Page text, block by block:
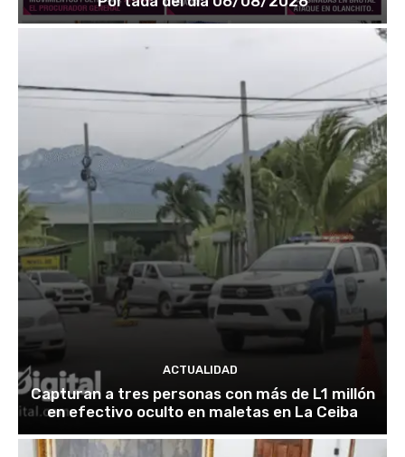
ACTUALIDAD
Capturan a tres personas con más de L1 millón
en efectivo oculto en maletas en La Ceiba